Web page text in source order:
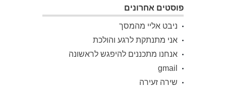
פוסטים אחרונים
ניבט אליי מהמסך
אני מתנתקת לרגע והולכת
אנחנו מתכננים להיפגש לראשונה
gmail
שירה זעירה